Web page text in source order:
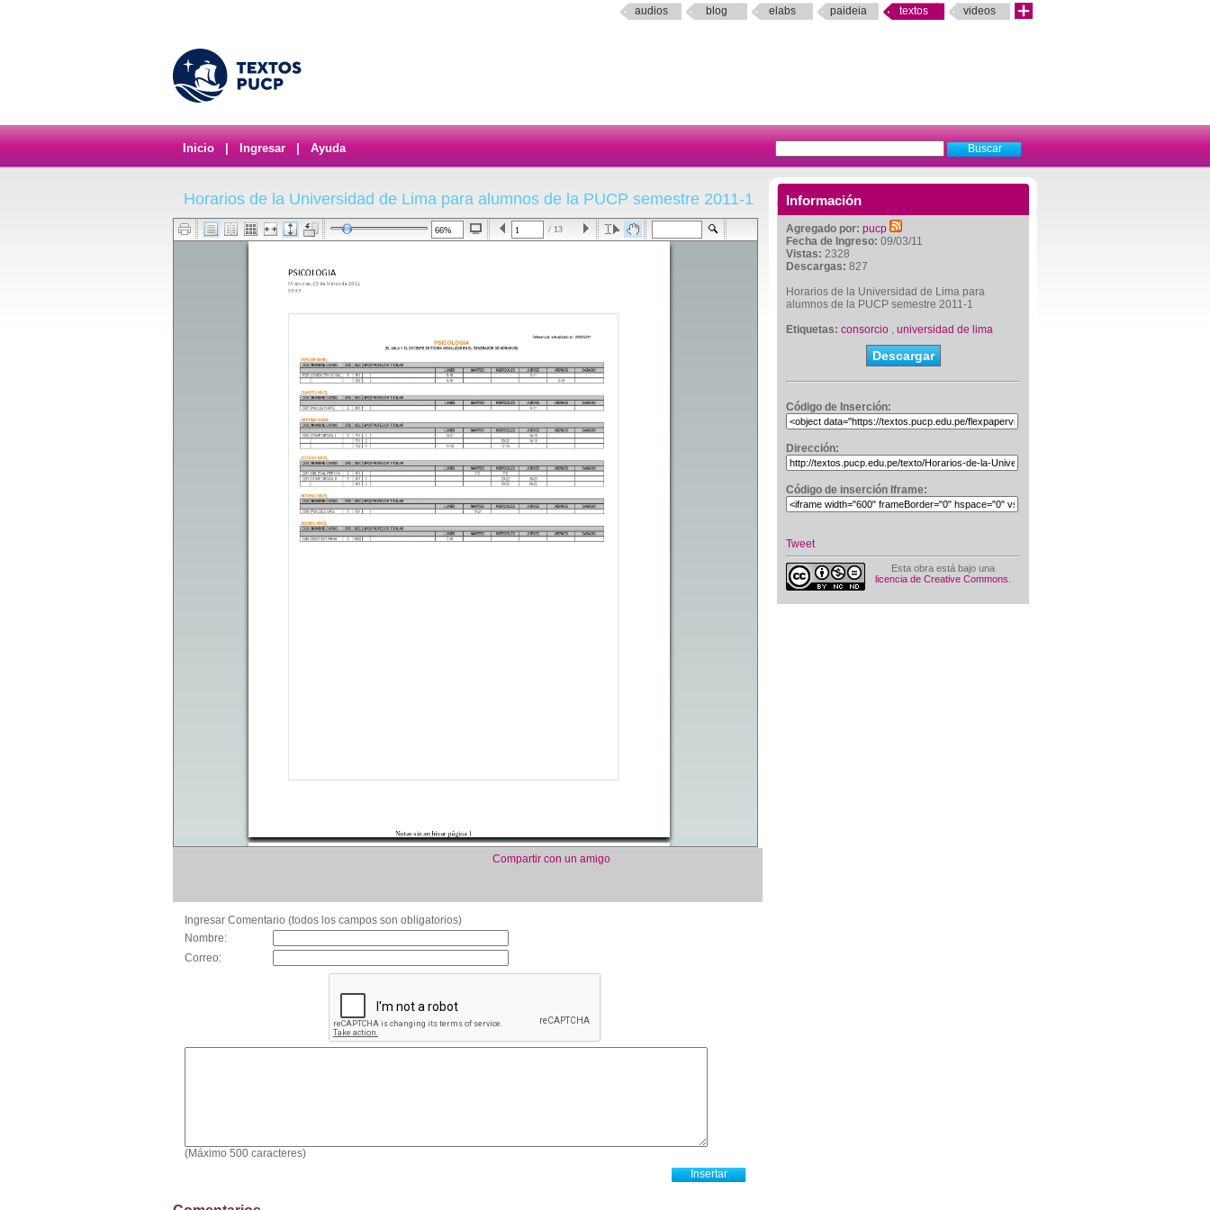
audios blog elabs paideia textos videos
Inicio Ingresar Ayuda
Información
Agregado por: pucp
Fecha de Ingreso: 09/03/11
Vistas: 2328
Descargas: 827
Horarios de la Universidad de Lima para
alumnos de la PUCP semestre 2011-1
Etiquetas: consorcio , universidad de lima
Descargar
Código de Inserción:
Dirección:
Código de inserción Iframe:
Tweet
Esta obra está bajo una
licencia de Creative Commons
Horarios de la Universidad de Lima para alumnos de la PUCP semestre 2011-1
/ 13
Compartir con un amigo
Ingresar Comentario (todos los campos son obligatorios)
Nombre:
Correo:
(Máximo 500 caracteres)